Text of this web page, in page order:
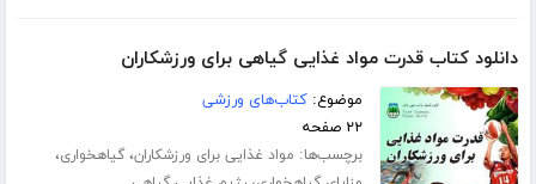
دانلود کتاب قدرت مواد غذایی گیاهی برای ورزشکاران
موضوع:کتاب‌های ورزشی
۲۲ صفحه
برچسب‌ها: مواد غذایی برای ورزشکاران،گیاهخواری،